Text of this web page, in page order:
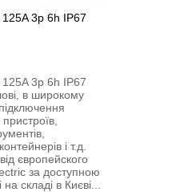
3p 6h IP67
3p 6h IP67
в широкому
і т.д.
європейского
за доступною
складі в Києві...